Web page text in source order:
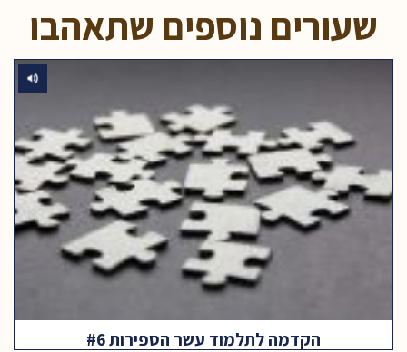
שעורים נוספים שתאהבו
הקדמה לתלמוד עשר הספירות #6